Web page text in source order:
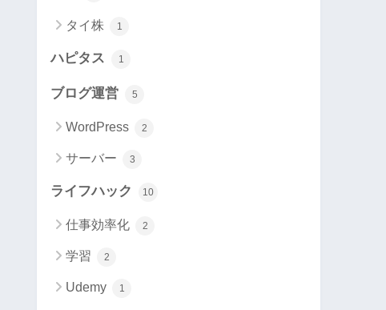
タイ株 1
ハピタス 1
ブログ運営 5
WordPress 2
サーバー 3
ライフハック 10
仕事効率化 2
学習 2
Udemy 1